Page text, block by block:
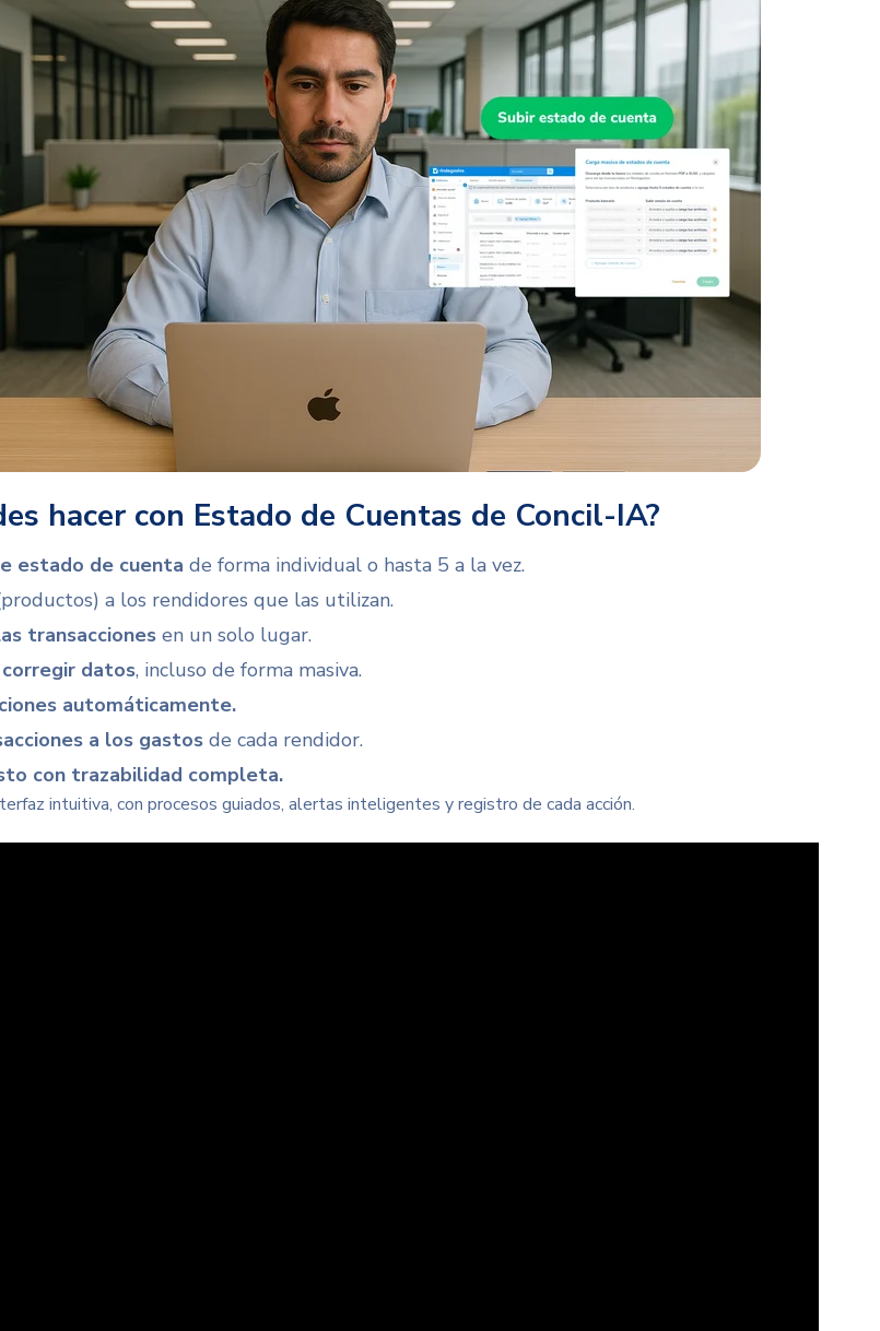
hacer con Estado de Cuentas de Concil-IA?
estado de cuenta de forma individual o hasta 5 a la vez.
a los rendidores que las utilizan.
transacciones en un solo lugar.
datos, incluso de forma masiva.
automáticamente.
a los gastos de cada rendidor.
con trazabilidad completa.
intuitiva, con procesos guiados, alertas inteligentes y registro de cada acción.